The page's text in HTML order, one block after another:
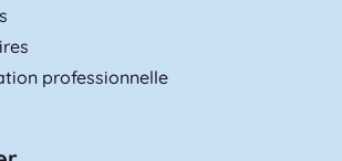
professionnelle